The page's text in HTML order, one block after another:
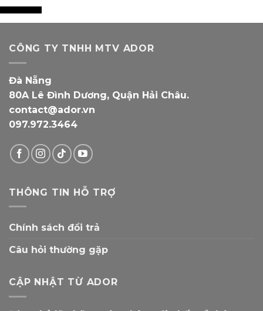
CÔNG TY TNHH MTV ADOR
Đà Nẵng
80A Lê Đình Dương, Quận Hải Châu.
contact@ador.vn
097.972.3464
THÔNG TIN HỖ TRỢ
Chính sách đổi trả
Câu hỏi thường gặp
CẬP NHẬT TỪ ADOR